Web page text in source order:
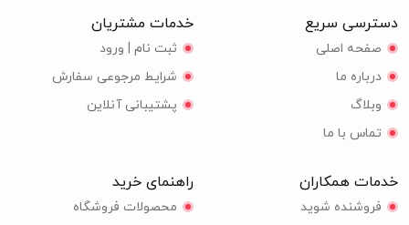
دسترسی سریع
صفحه اصلی
درباره ما
وبلاگ
تماس با ما
خدمات مشتریان
ثبت نام | ورود
شرایط مرجوعی سفارش
پشتیبانی آنلاین
خدمات همکاران
فروشنده شوید
راهنمای خرید
محصولات فروشگاه